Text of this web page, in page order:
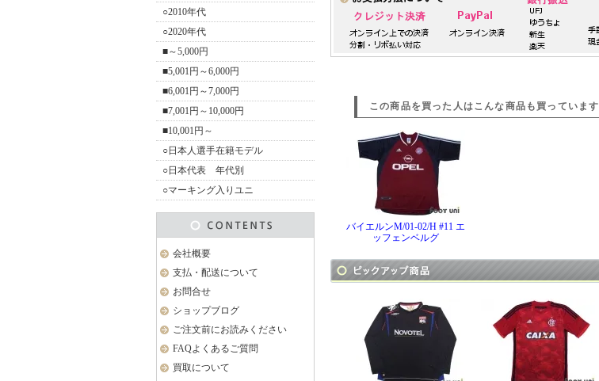
○2010年代
○2020年代
■～5,000円
■5,001円～6,000円
■6,001円～7,000円
■7,001円～10,000円
■10,001円～
○日本人選手在籍モデル
○日本代表 年代別
○マーキング入りユニ
会社概要
支払・配送について
お問合せ
ショップブログ
ご注文前にお読みください
FAQよくあるご質問
買取について
この商品を買った人はこんな商品も買っています
バイエルンM/01-02/H #11 エ
ッフェンベルグ